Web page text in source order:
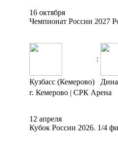
16 октября
Чемпионат России 2027
:
Кузбасс (Кемерово)
г. Кемерово | СРК Арена
12 апреля
Кубок России 2026. 1/4